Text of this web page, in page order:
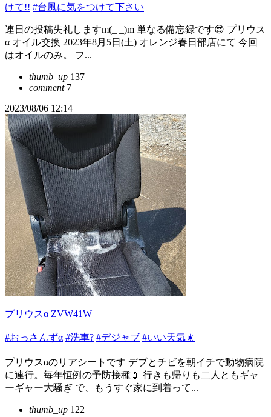
けて!! #台風に気をつけて下さい
連日の投稿失礼しますm(_ _)m 単なる備忘録です😎 プリウス‪
α‬ オイル交換 2023年8月5日(土) オレンジ春日部店にて 今回
はオイルのみ。 フ...
thumb_up 137
comment7
2023/08/06 12:14
プリウスα ZVW41W
#おっさんずα #洗車? #デジャブ #いい天気☀️
プリウス‪α‬のリアシートです デブとチビを朝イチで動物病院
に連行。毎年恒例の予防接種💉 行きも帰りも二人ともギャ
ーギャー大騒ぎ で、もうすぐ家に到着って...
thumb_up 122